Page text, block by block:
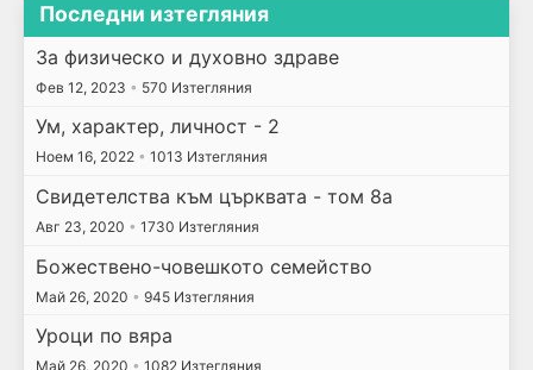
Последни изтегляния
За физическо и духовно здраве
Фев 12, 2023 • 570 Изтегляния
Ум, характер, личност - 2
Ноем 16, 2022 • 1013 Изтегляния
Свидетелства към църквата - том 8а
Авг 23, 2020 • 1730 Изтегляния
Божествено-човешкото семейство
Май 26, 2020 • 945 Изтегляния
Уроци по вяра
Май 26, 2020 • 1082 Изтегляния